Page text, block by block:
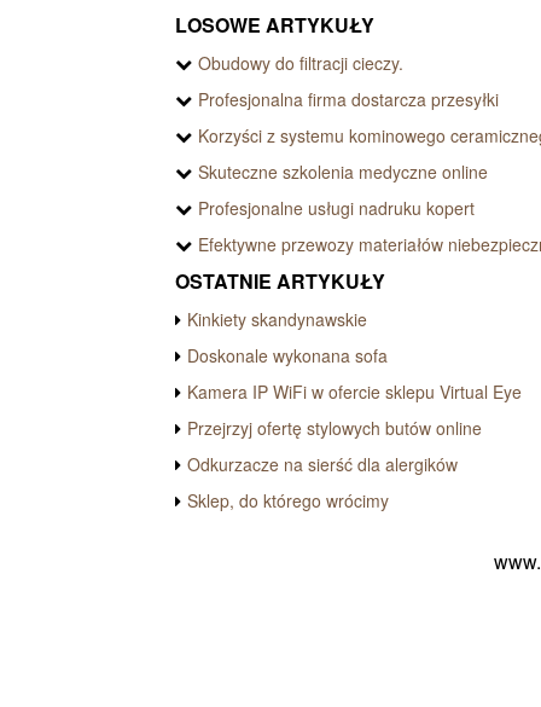
LOSOWE ARTYKUŁY
Obudowy do filtracji cieczy.
Profesjonalna firma dostarcza przesyłki
Korzyści z systemu kominowego
Skuteczne szkolenia medyczne online
Profesjonalne usługi nadruku kopert
Efektywne przewozy materiałów
OSTATNIE ARTYKUŁY
Kinkiety skandynawskie
Doskonale wykonana sofa
Kamera IP WiFi w ofercie sklepu Virtual Eye
Przejrzyj ofertę stylowych butów online
Odkurzacze na sierść dla alergików
Sklep, do którego wrócimy